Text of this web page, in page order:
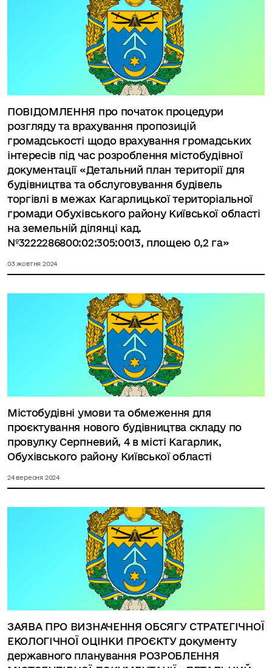
ПОВІДОМЛЕННЯ про початок процедури
розгляду та врахування пропозицій
громадськості щодо врахування громадських
інтересів під час розроблення містобудівної
документації «Детальний план території для
будівництва та обслуговування будівель
торгівлі в межах Кагарлицької територіальної
громади Обухівського району Київської області
на земельній ділянці кад.
№3222286800:02:305:0013, площею 0,2 га»
03 жовтня 2024
Містобудівні умови та обмеження для
проєктування нового будівництва складу по
провулку Серпневий, 4 в місті Кагарлик,
Обухівського району Київської області
24 вересня 2024
ЗАЯВА ПРО ВИЗНАЧЕННЯ ОБСЯГУ СТРАТЕГІЧНОЇ
ЕКОЛОГІЧНОЇ ОЦІНКИ ПРОЄКТУ документу
державного планування РОЗРОБЛЕННЯ